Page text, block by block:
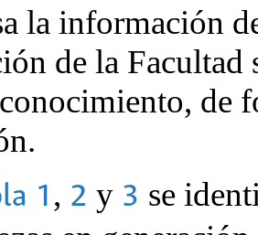
la información
de la Facultad
de
1 , 2 y 3 se